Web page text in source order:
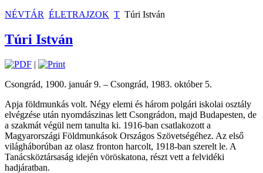
NÉVTÁR ÉLETRAJZOK T Túri István
Túri István
|
Csongrád, 1900. január 9. – Csongrád, 1983. október 5.
Apja földmunkás volt. Négy elemi és három polgári iskolai osztály
elvégzése után nyomdászinas lett Csongrádon, majd Budapesten, de
a szakmát végül nem tanulta ki. 1916-ban csatlakozott a
Magyarországi Földmunkások Országos Szövetségéhez. Az első
világháborúban az olasz fronton harcolt, 1918-ban szerelt le. A
Tanácsköztársaság idején vöröskatona, részt vett a felvidéki
hadjáratban.